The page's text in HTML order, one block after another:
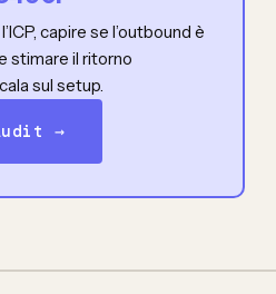
capire se l’outbound è
stimare il ritorno
sul setup.
→